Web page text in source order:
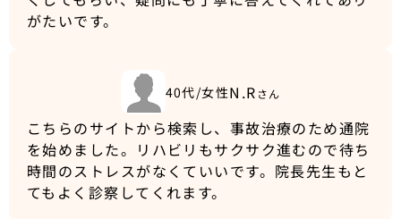
がたいです。
40代/女性N.R さん
こちらのサイトから検索し、事故治療のため通院
を始めました。リハビリもサクサク進むので待ち
時間のストレスがなくていいです。院長先生もと
てもよく診察してくれます。